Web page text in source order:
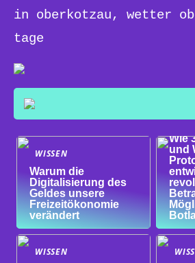
in oberkotzau, wetter
tage
WISSEN
Warum die
Digitalisierung des
Geldes unsere
Freizeitökonomie
verändert
Wie
und
WISSEN